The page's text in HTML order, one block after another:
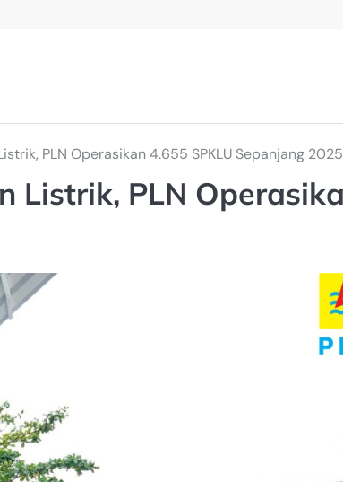
PLN Operasikan 4.655 SPKLU Sepanjang 2025
Listrik, PLN